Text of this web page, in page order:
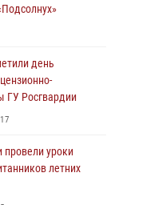
приняли участие в
7 1
ОМОН Росгвардии
5
Росгвардии
день
ГУ Росгвардии
17
провели уроки
летних